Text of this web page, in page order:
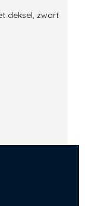
deksel, zwart